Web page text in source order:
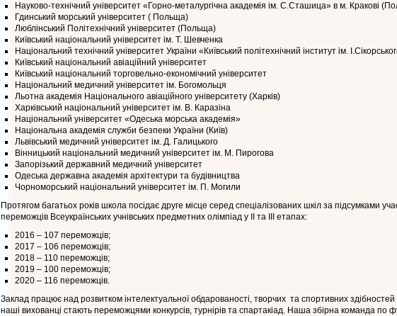
Науково-технічний університет «Горно-металургічна академія ім. С.Сташица» в м. Кракові
Гдинський морський університет ( Польща)
Люблінський Політехнічний університет (Польща)
Київський національний університет ім. Т. Шевченка
Національний технічний університет України «Київський політехнічний інститут ім.
Київський національний авіаційний університет
Київський національний торговельно-економічний університет
Національний медичний університет ім. Богомольця
Льотна академія Національного авіаційного університету (Харків)
Харківський національний університет ім. В. Каразіна
Національний університет «Одеська морська академія»
Національна академія служби безпеки України (Київ)
Львівський медичний університет ім. Д. Галицького
Вінницький національний медичний університет ім. М. Пирогова
Запорізький державний медичний університет
Одеська державна академія архітектури та будівництва
Чорноморський національний університет ім. П. Могили
Протягом багатьох років школа посідає друге місце серед спеціалізованих шкіл за підсумками
переможців Всеукраїнських учнівських предметних олімпіад у ІІ та ІІІ етапах:
2016 – 107 переможців;
2017 – 106 переможців;
2018 – 110 переможців;
2019 – 100 переможців;
2020 – 116 переможців.
Заклад працює над розвитком інтелектуальної обдарованості, творчих та спортивних здібностей
наші вихованці стають переможцями конкурсів, турнірів та спартакіад. Наша збірна команда по